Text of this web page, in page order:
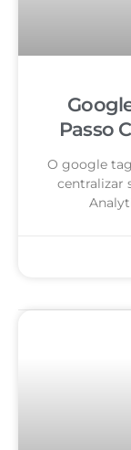
Passo
O google
centralizar